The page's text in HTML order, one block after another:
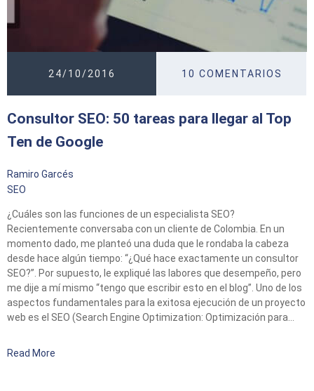
24/10/2016 10 COMENTARIOS
Consultor SEO: 50 tareas para llegar al Top
Ten de Google
Ramiro Garcés
SEO
¿Cuáles son las funciones de un especialista SEO?
Recientemente conversaba con un cliente de Colombia. En un
momento dado, me planteó una duda que le rondaba la cabeza
desde hace algún tiempo: “¿Qué hace exactamente un consultor
SEO?”. Por supuesto, le expliqué las labores que desempeño, pero
me dije a mí mismo “tengo que escribir esto en el blog”. Uno de los
aspectos fundamentales para la exitosa ejecución de un proyecto
web es el SEO (Search Engine Optimization: Optimización para…
Read More